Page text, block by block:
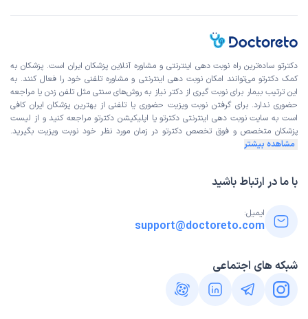
دکترتو ساده‌ترین راه نوبت‌ دهی اینترنتی و مشاوره آنلاین پزشکان ایران است. پزشکان به
کمک دکترتو می‌توانند امکان نوبت دهی اینترنتی و مشاوره تلفنی خود را فعال کنند. به
این ترتیب بیمار برای نوبت گیری از دکتر نیاز به روش‌های سنتی مثل تلفن زدن یا مراجعه
حضوری ندارد. برای گرفتن نوبت ویزیت حضوری یا تلفنی از بهترین پزشکان ایران کافی
است به سایت نوبت دهی اینترنتی دکترتو یا اپلیکیشن دکترتو مراجعه کنید و از لیست
پزشکان متخصص و فوق تخصص دکترتو در زمان مورد نظر خود نوبت ویزیت بگیرید.
مشاهده بیشتر
با ما در ارتباط باشید
ایمیل:
support@doctoreto.com
شبکه های اجتماعی